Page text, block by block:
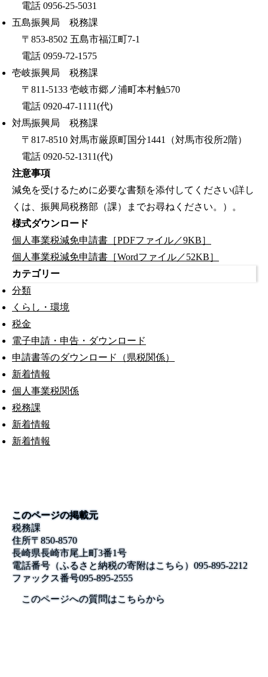
電話 0956-25-5031
五島振興局 税務課
〒853-8502 五島市福江町7-1
電話 0959-72-1575
壱岐振興局 税務課
〒811-5133 壱岐市郷ノ浦町本村触570
電話 0920-47-1111(代)
対馬振興局 税務課
〒817-8510 対馬市厳原町国分1441（対馬市役所2階）
電話 0920-52-1311(代)
注意事項
減免を受けるために必要な書類を添付してください(詳し
くは、振興局税務部（課）までお尋ねください。）。
様式ダウンロード
個人事業税減免申請書［PDFファイル／9KB］
個人事業税減免申請書［Wordファイル／52KB］
カテゴリー
分類
くらし・環境
税金
電子申請・申告・ダウンロード
申請書等のダウンロード（県税関係）
新着情報
個人事業税関係
税務課
新着情報
新着情報
このページの掲載元
税務課
住所〒850-8570
長崎県長崎市尾上町3番1号
電話番号 （ふるさと納税の寄附はこちら）095-895-2212
ファックス番号095-895-2555
このページへの質問はこちらから